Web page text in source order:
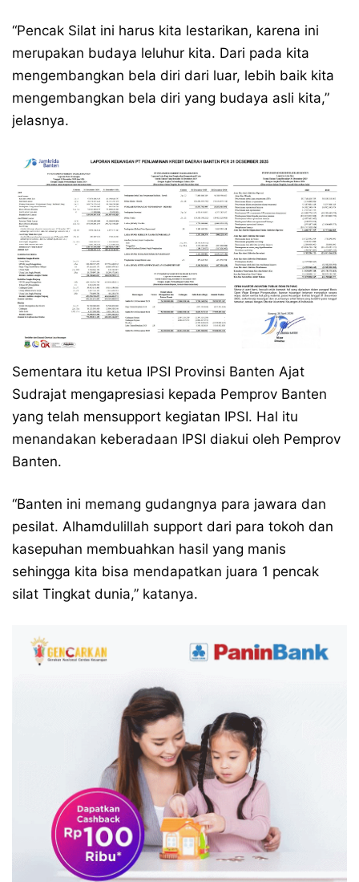
“Pencak Silat ini harus kita lestarikan, karena ini
merupakan budaya leluhur kita. Dari pada kita
mengembangkan bela diri dari luar, lebih baik kita
mengembangkan bela diri yang budaya asli kita,”
jelasnya.
Sementara itu ketua IPSI Provinsi Banten Ajat
Sudrajat mengapresiasi kepada Pemprov Banten
yang telah mensupport kegiatan IPSI. Hal itu
menandakan keberadaan IPSI diakui oleh Pemprov
Banten.
“Banten ini memang gudangnya para jawara dan
pesilat. Alhamdulillah support dari para tokoh dan
kasepuhan membuahkan hasil yang manis
sehingga kita bisa mendapatkan juara 1 pencak
silat Tingkat dunia,” katanya.